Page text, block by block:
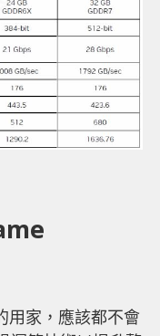
用家，應該都不會